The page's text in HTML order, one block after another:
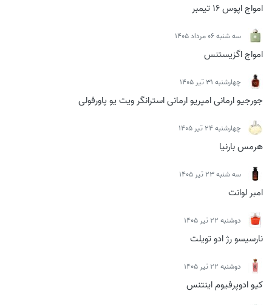
امواج اپوس 16 تیمبر
سه شنبه 06 مرداد 1405
امواج اگزیستنس
چهارشنبه 31 تیر 1405
جورجیو ارمانی امپریو ارمانی استرانگر ویت یو پاورفولی
چهارشنبه 24 تیر 1405
هرمس بارنیا
سه شنبه 23 تیر 1405
امبر لوانت
دوشنبه 22 تیر 1405
نارسیسو رژ ادو تویلت
دوشنبه 22 تیر 1405
کیو ادوپرفیوم اینتنس